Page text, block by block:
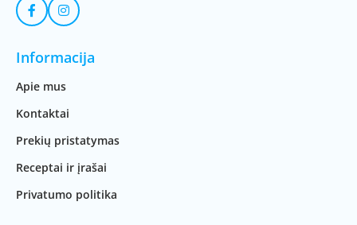
Informacija
Apie mus
Kontaktai
Prekių pristatymas
Receptai ir įrašai
Privatumo politika